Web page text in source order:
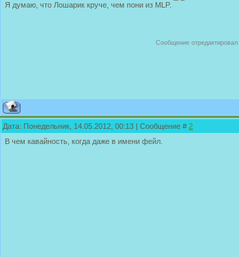
Я думаю, что Лошарик круче, чем пони из MLP.
Сообщение отредактировал
Дата: Понедельник, 14.05.2012, 00:13 | Сообщение # 2
В чем кавайность, когда даже в имени фейл.